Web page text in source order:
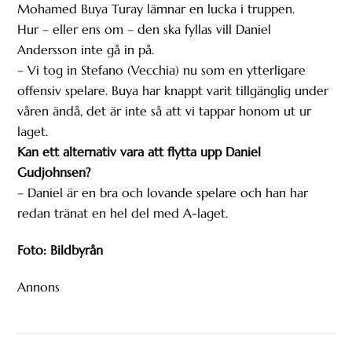
Mohamed Buya Turay lämnar en lucka i truppen.
Hur – eller ens om – den ska fyllas vill Daniel
Andersson inte gå in på.
– Vi tog in Stefano (Vecchia) nu som en ytterligare
offensiv spelare. Buya har knappt varit tillgänglig under
våren ändå, det är inte så att vi tappar honom ut ur
laget.
Kan ett alternativ vara att flytta upp Daniel
Gudjohnsen?
– Daniel är en bra och lovande spelare och han har
redan tränat en hel del med A-laget.
Foto: Bildbyrån
Annons